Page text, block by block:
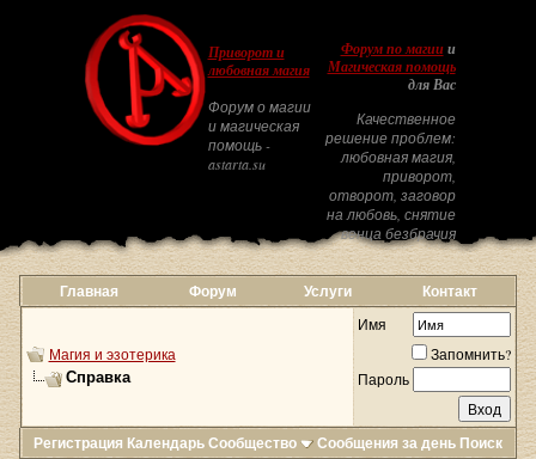
Приворот и
любовная магия
Форум о магии
и магическая
помощь -
astarta.su
Форум по магиии
Магическая помощь
для Вас
Качественное
решение проблем:
любовная магия,
приворот,
отворот, заговор
на любовь, снятие
венца безбрачия
Главная Форум Услуги Контакт
Магия и эзотерика
Справка
Имя
Запомнить?
Пароль
Регистрация КалендарьСообщество Сообщения за день Поиск